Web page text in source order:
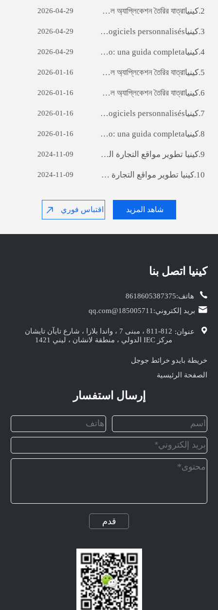
شاهد المزيد اقتباس فوري
2. كينيا‎ ara অ্যাপ ডেভেলপমেন্টঃ একটি সফল মোবাইল অ্যাপ্লিকেশন তৈরির যাত্রা 2026-04-29
3. كينيا‎ Débloquer le potentiel des entreprises: le pouvoir du développement de logiciels personnalisés 2026-04-29
4. كينيا‎ Sviluppo di siti web per il commercio estero: una guida completa 2026-04-29
5. كينيا‎ ara অ্যাপ ডেভেলপমেন্টঃ একটি সফল মোবাইল অ্যাপ্লিকেশন তৈরির যাত্রা 2026-01-16
6. كينيا‎ ara অ্যাপ ডেভেলপমেন্টঃ একটি সফল মোবাইল অ্যাপ্লিকেশন তৈরির যাত্রা 2026-01-16
7. كينيا‎ Débloquer le potentiel des entreprises: le pouvoir du développement de logiciels personnalisés 2026-01-16
8. كينيا‎ Sviluppo di siti web per il commercio estero: una guida completa 2026-01-16
9. كينيا‎ تطوير مواقع التجارة الخارجية : A دليل شامل 2024-11-09
10. كينيا‎ تطوير مواقع التجارة الخارجية : A دليل شامل 2024-11-09
كينيا‎ اتصل بنا
هاتف:8618605387375
بريد إلكتروني: 185005711@qq.com
عنوان: 811-812 ، مبنى 7 ، واندا بلازا ، شارع تايآن تايشان
مركز IEC الدولي ، منطقة لانشان ، ليني 1421
خريطة بايدو خرائط جوجل
الصفحة الرئيسية
إرسال استفسار
قدم